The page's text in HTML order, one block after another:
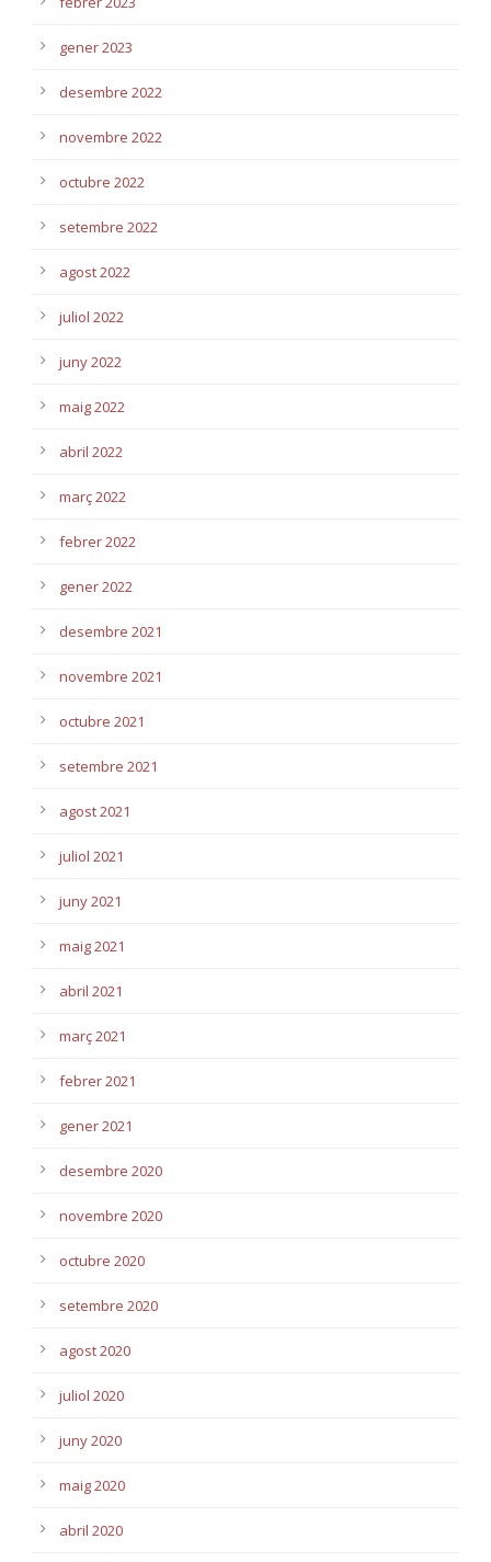
gener 2023
desembre 2022
novembre 2022
octubre 2022
setembre 2022
agost 2022
juliol 2022
juny 2022
maig 2022
abril 2022
març 2022
febrer 2022
gener 2022
desembre 2021
novembre 2021
octubre 2021
setembre 2021
agost 2021
juliol 2021
juny 2021
maig 2021
abril 2021
març 2021
febrer 2021
gener 2021
desembre 2020
novembre 2020
octubre 2020
setembre 2020
agost 2020
juliol 2020
juny 2020
maig 2020
abril 2020